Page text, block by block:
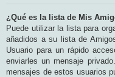
¿Qué es la lista de Mis
Puede utilizar la lista para
añadidos a su lista de
Usuario para un rápido
enviarles un mensaje
mensajes de estos usuarios